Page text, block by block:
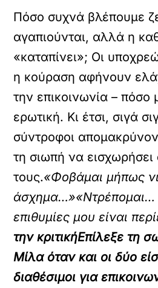
Πόσο συχνά βλέπουμε
αγαπιούνται, αλλά η
«καταπίνει»; Οι
η κούραση αφήνουν
την επικοινωνία – πόσο
ερωτική. Κι έτσι, σιγά
σύντροφοι
τη σιωπή να
τους.«Φοβάμαι μήπως
άσχημα…»«Ντρέπομαι…
επιθυμίες μου είναι
την κριτικήΕπίλεξε τη
Μίλα όταν και οι δύο
διαθέσιμοι για